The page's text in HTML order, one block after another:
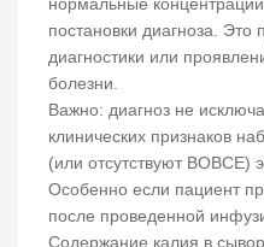
нормальные
постановки диагноза. Это
диагностики или
болезни.
Важно: диагноз не
клинических признаков
(или отсутствуют ВОВСЕ)
Особенно если пациент
после проведенной
Содержание калия в